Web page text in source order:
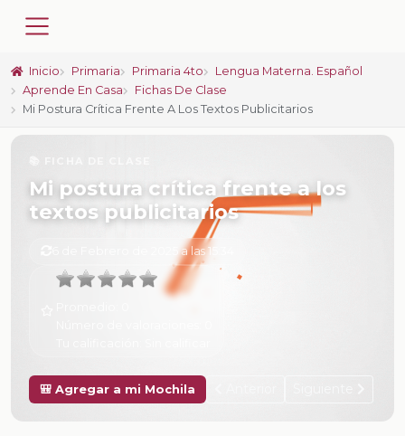
Inicio Primaria Primaria 4to
Lengua Materna. Español
Aprende En Casa
Fichas De Clase
Mi Postura Crítica Frente A Los Textos Publicitarios
Mi postura crítica frente a los
textos publicitarios
6 de Febrero de 2025 a las 15:34
🎒 Agregar a mi Mochila